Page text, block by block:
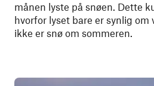
månen lyste på snøen. Dette
hvorfor lyset bare er synlig om
ikke er snø om sommeren.